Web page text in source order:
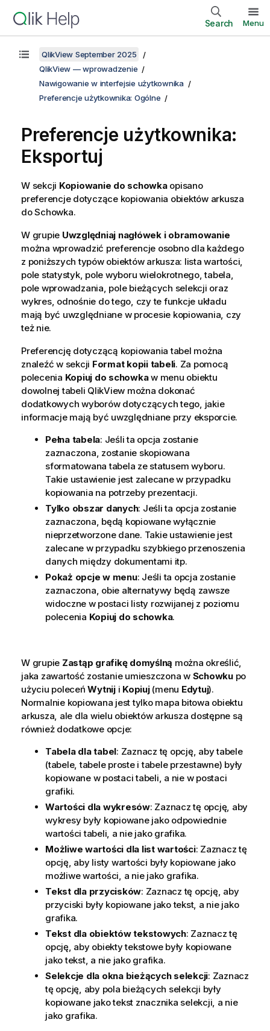
Search Menu
QlikView September 2025
QlikView — wprowadzenie
Nawigowanie w interfejsie użytkownika
Preferencje użytkownika: Ogólne
Preferencje użytkownika:
Eksportuj
W sekcji Kopiowanie do schowkaopisano
preferencje dotyczące kopiowania obiektów arkusza
do Schowka.
W grupie Uwzględniaj nagłówek i obramowanie
można wprowadzić preferencje osobno dla każdego
z poniższych typów obiektów arkusza: lista wartości,
pole statystyk, pole wyboru wielokrotnego, tabela,
pole wprowadzania, pole bieżących selekcji oraz
wykres, odnośnie do tego, czy te funkcje układu
mają być uwzględniane w procesie kopiowania, czy
też nie.
Preferencję dotyczącą kopiowania tabel można
znaleźć w sekcji Format kopii tabeli. Za pomocą
polecenia Kopiuj do schowkaw menu obiektu
dowolnej tabeli QlikView można dokonać
dodatkowych wyborów dotyczących tego, jakie
informacje mają być uwzględniane przy eksporcie.
Pełna tabela: Jeśli ta opcja zostanie
zaznaczona, zostanie skopiowana
sformatowana tabela ze statusem wyboru.
Takie ustawienie jest zalecane w przypadku
kopiowania na potrzeby prezentacji.
Tylko obszar danych: Jeśli ta opcja zostanie
zaznaczona, będą kopiowane wyłącznie
nieprzetworzone dane. Takie ustawienie jest
zalecane w przypadku szybkiego przenoszenia
danych między dokumentami itp.
Pokaż opcje w menu: Jeśli ta opcja zostanie
zaznaczona, obie alternatywy będą zawsze
widoczne w postaci listy rozwijanej z poziomu
polecenia Kopiuj do schowka.
W grupie Zastąp grafikę domyślną można określić,
jaka zawartość zostanie umieszczona w Schowkupo
użyciu poleceńWytniji Kopiuj(menu Edytuj).
Normalnie kopiowana jest tylko mapa bitowa obiektu
arkusza, ale dla wielu obiektów arkusza dostępne są
również dodatkowe opcje:
Tabela dla tabel: Zaznacz tę opcję, aby tabele
(tabele, tabele proste i tabele przestawne) były
kopiowane w postaci tabeli, a nie w postaci
grafiki.
Wartości dla wykresów: Zaznacz tę opcję, aby
wykresy były kopiowane jako odpowiednie
wartości tabeli, a nie jako grafika.
Możliwe wartości dla list wartości: Zaznacz tę
opcję, aby listy wartości były kopiowane jako
możliwe wartości, a nie jako grafika.
Tekst dla przycisków: Zaznacz tę opcję, aby
przyciski były kopiowane jako tekst, a nie jako
grafika.
Tekst dla obiektów tekstowych: Zaznacz tę
opcję, aby obiekty tekstowe były kopiowane
jako tekst, a nie jako grafika.
Selekcje dla okna bieżących selekcji: Zaznacz
tę opcję, aby pola bieżących selekcji były
kopiowane jako tekst znacznika selekcji, a nie
jako grafika.